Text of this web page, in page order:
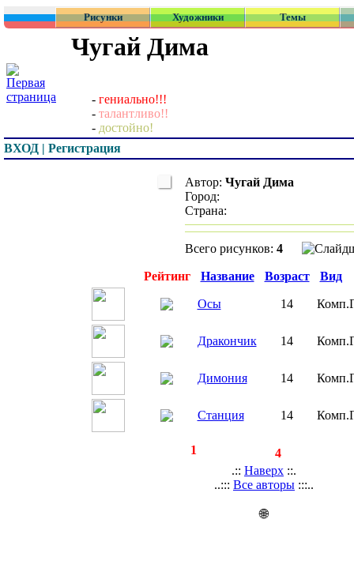
Рисунки Художники Темы
Чугай Дима
- гениально!!!
- талантливо!!
- достойно!
ВХОД | Регистрация
Автор: Чугай Дима
Город:
Страна:
Всего рисунков: 4
Рейтинг Название Возраст Вид
Осы 14
Дракончик 14
Димония 14
Станция 14
1
4
.:: Наверх ::.
..::: Все авторы :::..
🌐